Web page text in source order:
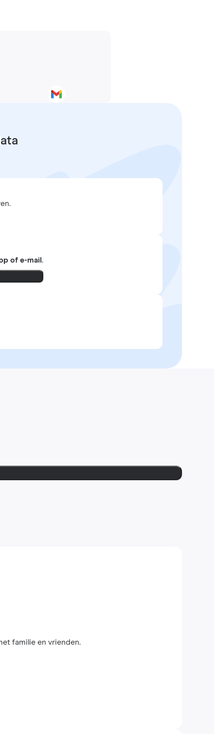
of e-mail.
familie en vrienden.